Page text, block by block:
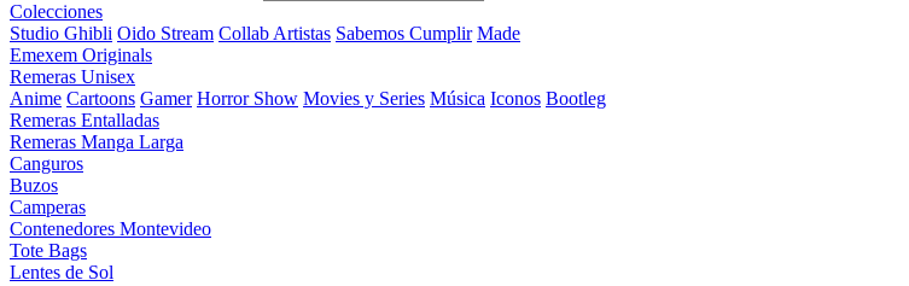
Colecciones
Studio Ghibli Oido Stream Collab Artistas Sabemos Cumplir Made
Emexem Originals
Remeras Unisex
Anime Cartoons Gamer Horror Show Movies y Series Música Iconos Bootleg
Remeras Entalladas
Remeras Manga Larga
Canguros
Buzos
Camperas
Contenedores Montevideo
Tote Bags
Lentes de Sol